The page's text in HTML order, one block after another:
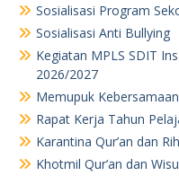
Sosialisasi Program
Sosialisasi Anti Bullying
Kegiatan MPLS SDIT
2026/2027
Memupuk
Rapat Kerja Tahun
Karantina Qur’an dan
Khotmil Qur’an dan